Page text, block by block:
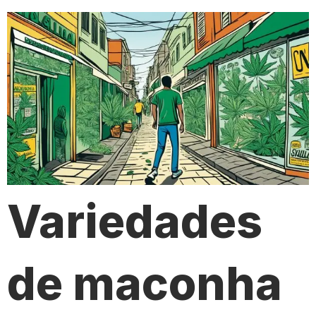
Variedades
de maconha